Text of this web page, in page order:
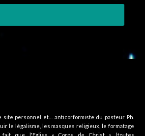
site personnel et… anticorformiste du pasteur Ph.
le légalisme, les masques religieux, le formatage